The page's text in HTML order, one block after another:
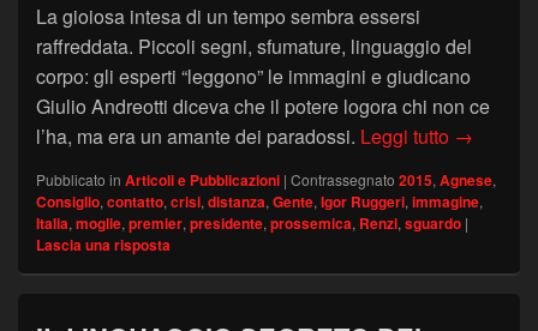
La gioiosa intesa di un tempo sembra essersi
raffreddata. Piccoli segni, sfumature, linguaggio del
corpo: gli esperti “leggono” le immagini e giudicano
Giulio Andreotti diceva che il potere logora chi non ce
l’ha, ma era un amante dei paradossi. Leggi tutto GENTE
→
Pubblicato in Articoli e Pubblicazioni | Contrassegnato 2015, Agnese,
Consiglio, contatto, crisi, distanza, Gente, Igor Ruggeri, immagine,
Italia, moglie, premier, presidente, prossemica, Renzi, sguardo |
Lascia una risposta